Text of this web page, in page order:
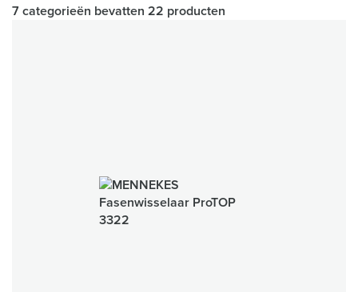
7 categorieën bevatten 22 producten